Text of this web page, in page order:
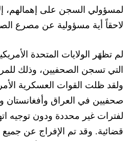
لمسؤولي السجن على إهمالهم،
لاحقاً أية مسؤولية عن مصرع
لم تظهر الولايات المتحدة
التي تسجن الصحفيين، وذلك للمرة
ولقد ظلت القوات العسكرية
صحفيين في العراق وأفغانستان
لفترات غير محددة ودون توجيه
قضائية. وقد تم الإفراج عن